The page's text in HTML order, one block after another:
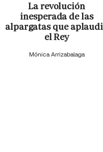
La revolución
inesperada de las
alpargatas que
el Rey
Mónica Arrizabalaga